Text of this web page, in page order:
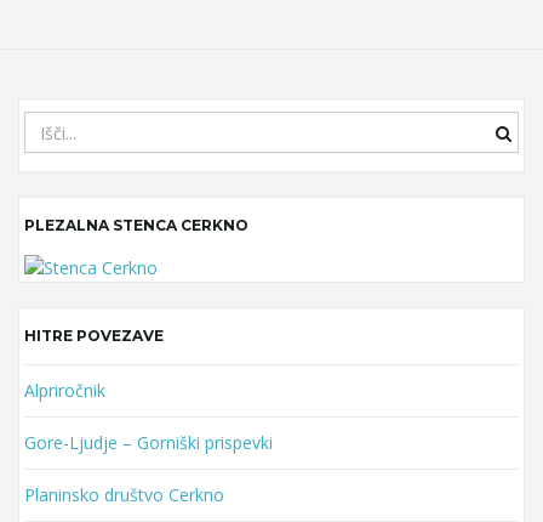
e
a
r
c
h
k
e
y
w
o
r
d
PLEZALNA STENCA CERKNO
HITRE POVEZAVE
Alpriročnik
Gore-Ljudje – Gorniški prispevki
Planinsko društvo Cerkno